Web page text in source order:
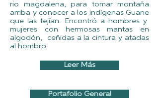
rio magdalena, para tomar montaña
arriba y conocer a los indígenas Guane
que las tejían. Encontró a hombres y
mujeres con hermosas mantas en
algodón, ceñidas a la cintura y atadas
al hombro.
Leer Más
Portafolio General